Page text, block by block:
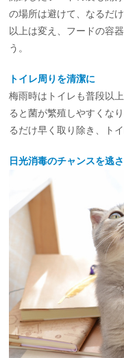
の場所は避けて、なるだ
以上は変え、フードの容
う。
トイレ周りを清潔に
梅雨時はトイレも普段以
ると菌が繁殖しやすくな
るだけ早く取り除き、ト
日光消毒のチャンスを逃